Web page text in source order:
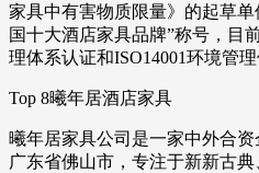
家具中有害物质限量》的起草单
国十大酒店家具品牌”称号，目
理体系认证和ISO14001环境管理
Top 8曦年居酒店家具
曦年居家具公司是一家中外合
广东省佛山市，专注于新新古